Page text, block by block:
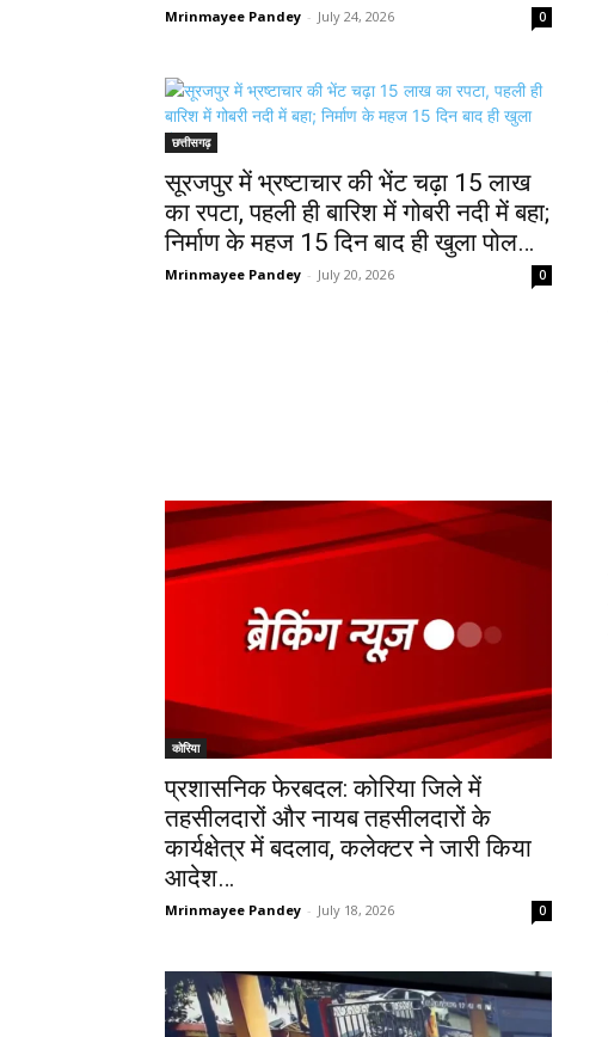
Mrinmayee Pandey - July 24, 2026 0
छत्तीसगढ़
सूरजपुर में भ्रष्टाचार की भेंट चढ़ा 15 लाख
का रपटा, पहली ही बारिश में गोबरी नदी में बहा;
निर्माण के महज 15 दिन बाद ही खुला पोल…
Mrinmayee Pandey - July 20, 2026 0
कोरिया
प्रशासनिक फेरबदल: कोरिया जिले में
तहसीलदारों और नायब तहसीलदारों के
कार्यक्षेत्र में बदलाव, कलेक्टर ने जारी किया
आदेश…
Mrinmayee Pandey - July 18, 2026 0